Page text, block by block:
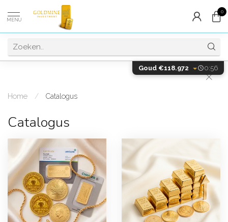
MENU
0
Home / Catalogus
Catalogus
Goud €118.972 0:56